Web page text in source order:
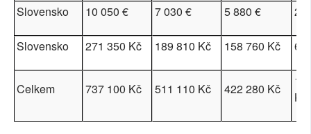
Slovensko 10 050 € 7 030 € 5 880 € 22
Slovensko 271 350 Kč 189 810 Kč 158 760 Kč
Celkem 737 100 Kč 511 110 Kč 422 280 Kč
1
Kč